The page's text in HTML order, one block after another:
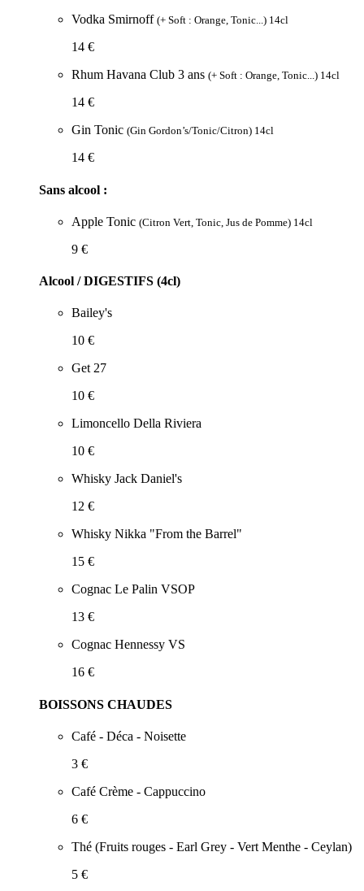
Vodka Smirnoff (+ Soft : Orange, Tonic...) 14cl
14 €
Rhum Havana Club 3 ans (+ Soft : Orange, Tonic...) 14cl
14 €
Gin Tonic (Gin Gordon’s/Tonic/Citron) 14cl
14 €
Sans alcool :
Apple Tonic (Citron Vert, Tonic, Jus de Pomme) 14cl
9 €
Alcool / DIGESTIFS (4cl)
Bailey's
10 €
Get 27
10 €
Limoncello Della Riviera
10 €
Whisky Jack Daniel's
12 €
Whisky Nikka "From the Barrel"
15 €
Cognac Le Palin VSOP
13 €
Cognac Hennessy VS
16 €
BOISSONS CHAUDES
Café - Déca - Noisette
3 €
Café Crème - Cappuccino
6 €
Thé (Fruits rouges - Earl Grey - Vert Menthe - Ceylan)
5 €